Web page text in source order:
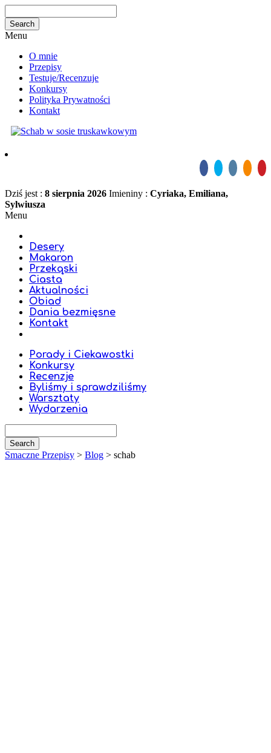
Menu
O mnie
Przepisy
Testuje/Recenzuje
Konkursy
Polityka Prywatności
Kontakt
Dziś jest : 8 sierpnia 2026 Imieniny : Cyriaka, Emiliana,
Sylwiusza
Menu
Desery
Makaron
Przekąski
Ciasta
Aktualności
Obiad
Dania bezmięsne
Kontakt
Porady i Ciekawostki
Konkursy
Recenzje
Byliśmy i sprawdziliśmy
Warsztaty
Wydarzenia
Smaczne Przepisy > Blog > schab